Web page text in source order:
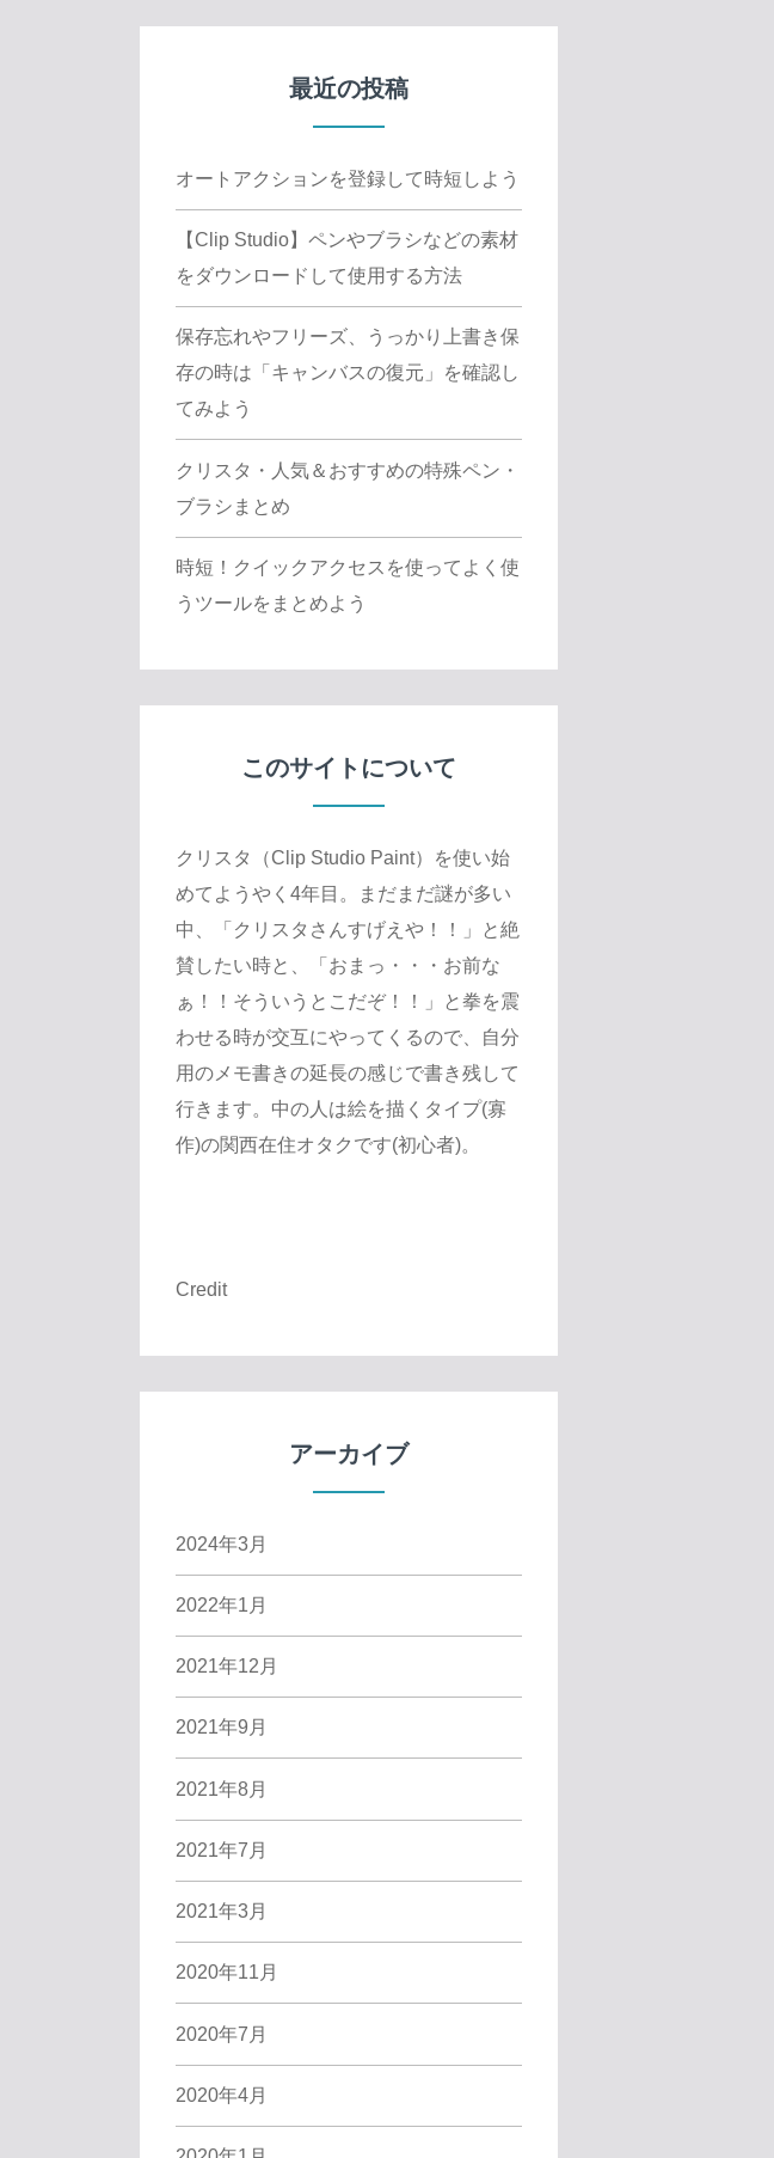
最近の投稿
オートアクションを登録して時短しよう
【Clip Studio】ペンやブラシなどの素材
をダウンロードして使用する方法
保存忘れやフリーズ、うっかり上書き保
存の時は「キャンバスの復元」を確認し
てみよう
クリスタ・人気＆おすすめの特殊ペン・
ブラシまとめ
時短！クイックアクセスを使ってよく使
うツールをまとめよう
このサイトについて
クリスタ（Clip Studio Paint）を使い始
めてようやく4年目。まだまだ謎が多い
中、「クリスタさんすげえや！！」と絶
賛したい時と、「おまっ・・・お前な
ぁ！！そういうとこだぞ！！」と拳を震
わせる時が交互にやってくるので、自分
用のメモ書きの延長の感じで書き残して
行きます。中の人は絵を描くタイプ(寡
作)の関西在住オタクです(初心者)。
Credit
アーカイブ
2024年3月
2022年1月
2021年12月
2021年9月
2021年8月
2021年7月
2021年3月
2020年11月
2020年7月
2020年4月